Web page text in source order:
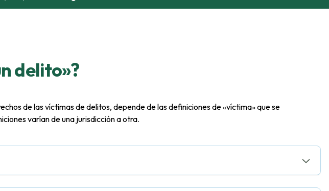
delito»?
de las víctimas de delitos, depende de las definiciones de «víctima» que se
varían de una jurisdicción a otra.